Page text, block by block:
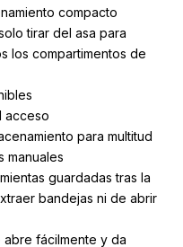
compacto
tirar del asa para
los compartimentos de
acceso
para multitud
manuales
guardadas tras la
bandejas ni de abrir
fácilmente y da